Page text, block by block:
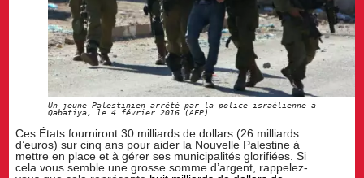
Un jeune Palestinien arrêté par la police israélienne à
Qabatiya, le 4 février 2016 (AFP)
Ces États fourniront 30 milliards de dollars (26 milliards
d’euros) sur cinq ans pour aider la Nouvelle Palestine à
mettre en place et à gérer ses municipalités glorifiées. Si
cela vous semble une grosse somme d’argent, rappelez-